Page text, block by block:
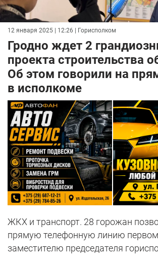
12 января 2025 | 12:26 | Горисполком
Гродно ждет 2
проекта строительства
Об этом говорили на
в исполкоме
ЖКХ и транспорт. 28 горожан
прямую телефонную линию
заместителю председателя